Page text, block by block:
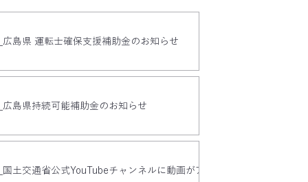
島県 運転士確保支援補助金のお知らせ
島県持続可能補助金のお知らせ
土交通省公式YouTubeチャンネルに動画がアップ